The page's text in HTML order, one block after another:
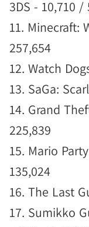
3DS - 10,710 /
11. Minecraft:
257,654
12. Watch
13. SaGa:
14. Grand
225,839
15. Mario
135,024
16. The Last
17. Sumikko